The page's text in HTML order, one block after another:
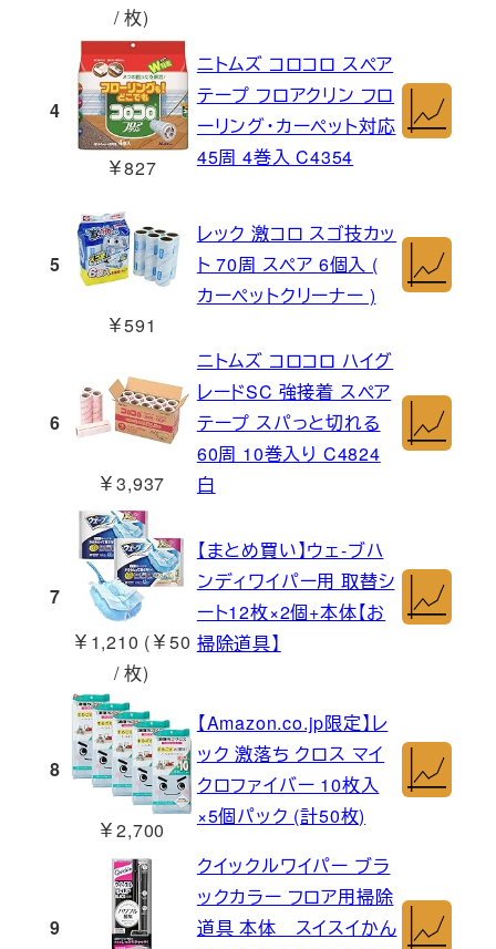
/ 枚)
4
￥827
ニトムズ コロコロ スペア
テープ フロアクリン フロ
ーリング・カーペット対応
45周 4巻入 C4354
5
￥591
レック 激コロ スゴ技カッ
ト 70周 スペア 6個入 (
カーペットクリーナー )
6
￥3,937
ニトムズ コロコロ ハイグ
レードSC 強接着 スペア
テープ スパっと切れる
60周 10巻入り C4824
白
7
￥1,210 (￥50
/ 枚)
【まとめ買い】ウェ-ブハ
ンディワイパー用 取替シ
ート12枚×2個+本体【お
掃除道具】
8
￥2,700
【Amazon.co.jp限定】レ
ック 激落ち クロス マイ
クロファイバー 10枚入
×5個パック (計50枚)
9
クイックルワイパー ブラ
ックカラー フロア用掃除
道具 本体 スイスイかん